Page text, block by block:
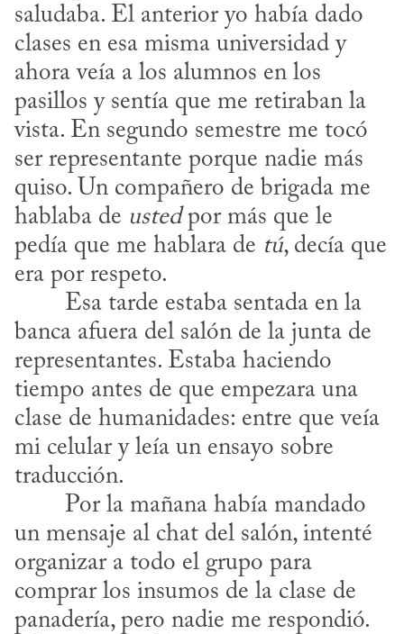
saludaba. El anterior yo había dado
clases en esa misma universidad y
ahora veía a los alumnos en los
pasillos y sentía que me retiraban la
vista. En segundo semestre me tocó
ser representante porque nadie más
quiso. Un compañero de brigada me
hablaba de usted por más que le
pedía que me hablara de tú, decía que
era por respeto.
banca afuera del salón de la junta de
representantes. Estaba haciendo
tiempo antes de que empezara una
clase de humanidades: entre que veía
mi celular y leía un ensayo sobre
traducción.
un mensaje al chat del salón, intenté
organizar a todo el grupo para
comprar los insumos de la clase de
panadería, pero nadie me respondió.